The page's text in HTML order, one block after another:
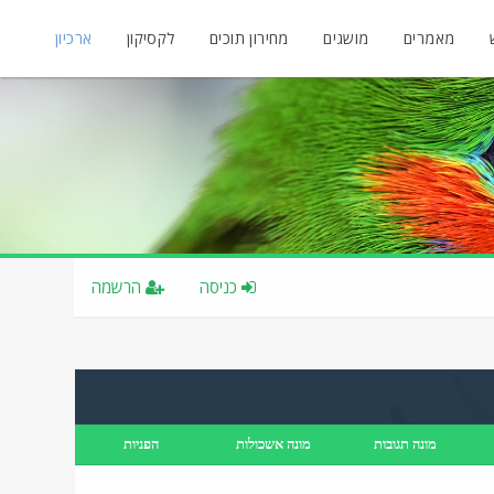
מאמרים מושגים מחירון תוכים לקסיקון ארכיון
הרשמה כניסה
מונה תגובות מונה אשכולות הפניות